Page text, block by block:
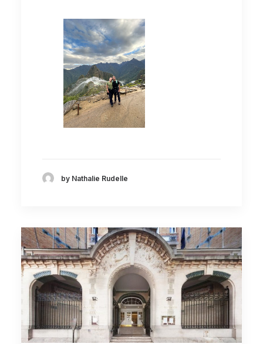
by Nathalie Rudelle